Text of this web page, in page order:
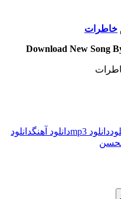
خاطرات
Download New Song
دانلود mp3 دانلود آهنگدانلود